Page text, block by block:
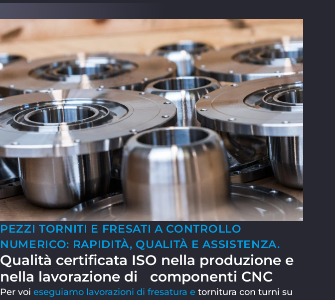
PEZZI TORNITI E FRESATI A CONTROLLO
NUMERICO: RAPIDITÀ, QUALITÀ E ASSISTENZA.
Qualità certificata ISO nella produzione e
nella lavorazione di componenti CNC
Per voi eseguiamo lavorazioni di fresatura e tornitura con turni su